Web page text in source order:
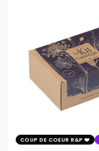
COUP DE COEUR R&P